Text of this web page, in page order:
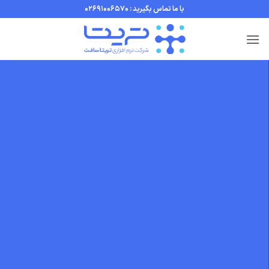
to
content
با ما تماس بگیرید : 02691006570